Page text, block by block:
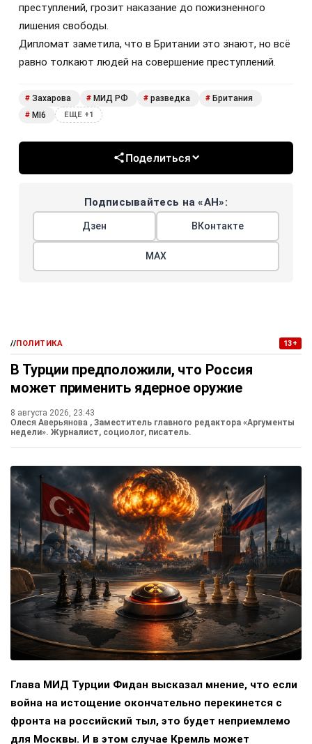
преступлений, грозит наказание до пожизненного
лишения свободы.
Дипломат заметила, что в Британии это знают, но всё
равно толкают людей на совершение преступлений.
# Захарова # МИД РФ # разведка # Британия
# MI6 ЕЩЕ +1
Поделиться
Подписывайтесь на «АН»:
Дзен ВКонтакте
МАХ
//ПОЛИТИКА 13+
В Турции предположили, что Россия
может применить ядерное оружие
8 августа 2026, 23:43
Олеся Аверьянова , Заместитель главного редактора «Аргументы
недели». Журналист, социолог, писатель.
Глава МИД Турции Фидан высказал мнение, что если
война на истощение окончательно перекинется с
фронта на российский тыл, это будет неприемлемо
для Москвы. И в этом случае Кремль может